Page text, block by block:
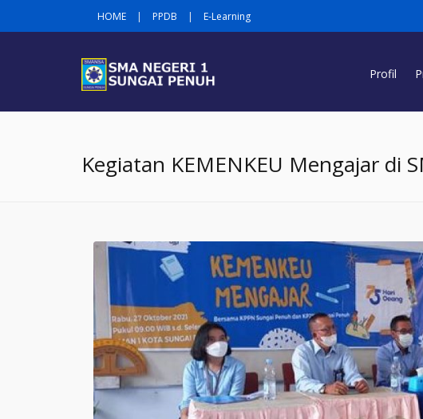
HOME | PPDB | E-Learning
Profil
Kegiatan KEMENKEU Mengajar di